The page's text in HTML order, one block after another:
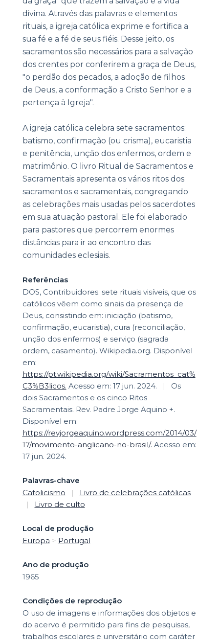
divina. Através das palavras e elementos
rituais, a igreja católica exprime e fortifica a
sua fé e a fé de seus fiéis. Desse jeito, os
sacramentos são necessários para a salvação
dos crentes por conferirem a graça de Deus,
"o perdão dos pecados, a adoção de filhos
de Deus, a conformação a Cristo Senhor e a
pertença à Igreja".
A igreja católica celebra sete sacramentos:
batismo, confirmação (ou crisma), eucaristia
e penitência, unção dos enfermos, ordem e
matrimônio. O livro Ritual de Sacramentos e
Sacramentais apresenta os vários ritos dos
sacramentos e sacramentais, congregando
as celebrações mais usadas pelos sacerdotes
em sua atuação pastoral. Ele foi elaborado
para pastores que percorrem enormes
distâncias para ir ao encontro das
comunidades eclesiais.
Referências
DOS, Contribuidores. sete rituais visíveis, que os
católicos vêem como sinais da presença de
Deus, consistindo em: iniciação (batismo,
confirmação, eucaristia), cura (reconciliação,
unção dos enfermos) e serviço (sagrada
ordem, casamento). Wikipedia.org. Disponível
em:
https://pt.wikipedia.org/wiki/Sacramentos_cat%
C3%B3licos. Acesso em: 17 jun. 2024. |
Os
dois Sacramentos e os cinco Ritos
Sacramentais. Rev. Padre Jorge Aquino +.
Disponível em:
https://revjorgeaquino.wordpress.com/2014/03/
17/movimento-anglicano-no-brasil/. Acesso em:
17 jun. 2024.
Palavras-chave
Catolicismo
|
Livro de celebrações católicas
|
Livro de culto
Local de produção
Europa > Portugal
Ano de produção
1965
Condições de reprodução
O uso de imagens e informações dos objetos e
do acervo é permitido para fins de pesquisas,
trabalhos escolares e universitário com caráter